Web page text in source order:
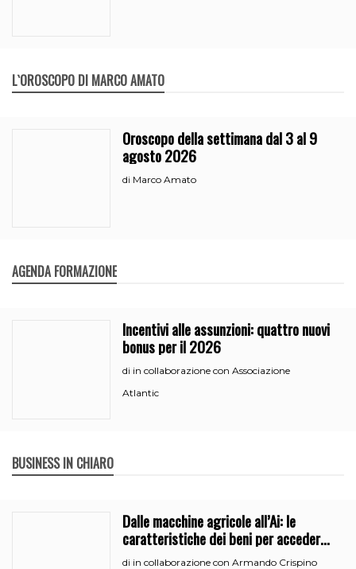
L`OROSCOPO DI MARCO AMATO
Oroscopo della settimana dal 3 al 9
agosto 2026
di Marco Amato
AGENDA FORMAZIONE
Incentivi alle assunzioni: quattro nuovi
bonus per il 2026
di in collaborazione con Associazione
Atlantic
BUSINESS IN CHIARO
Dalle macchine agricole all’Ai: le
caratteristiche dei beni per accedere
all’iperammortamento
di in collaborazione con Armando Crispino